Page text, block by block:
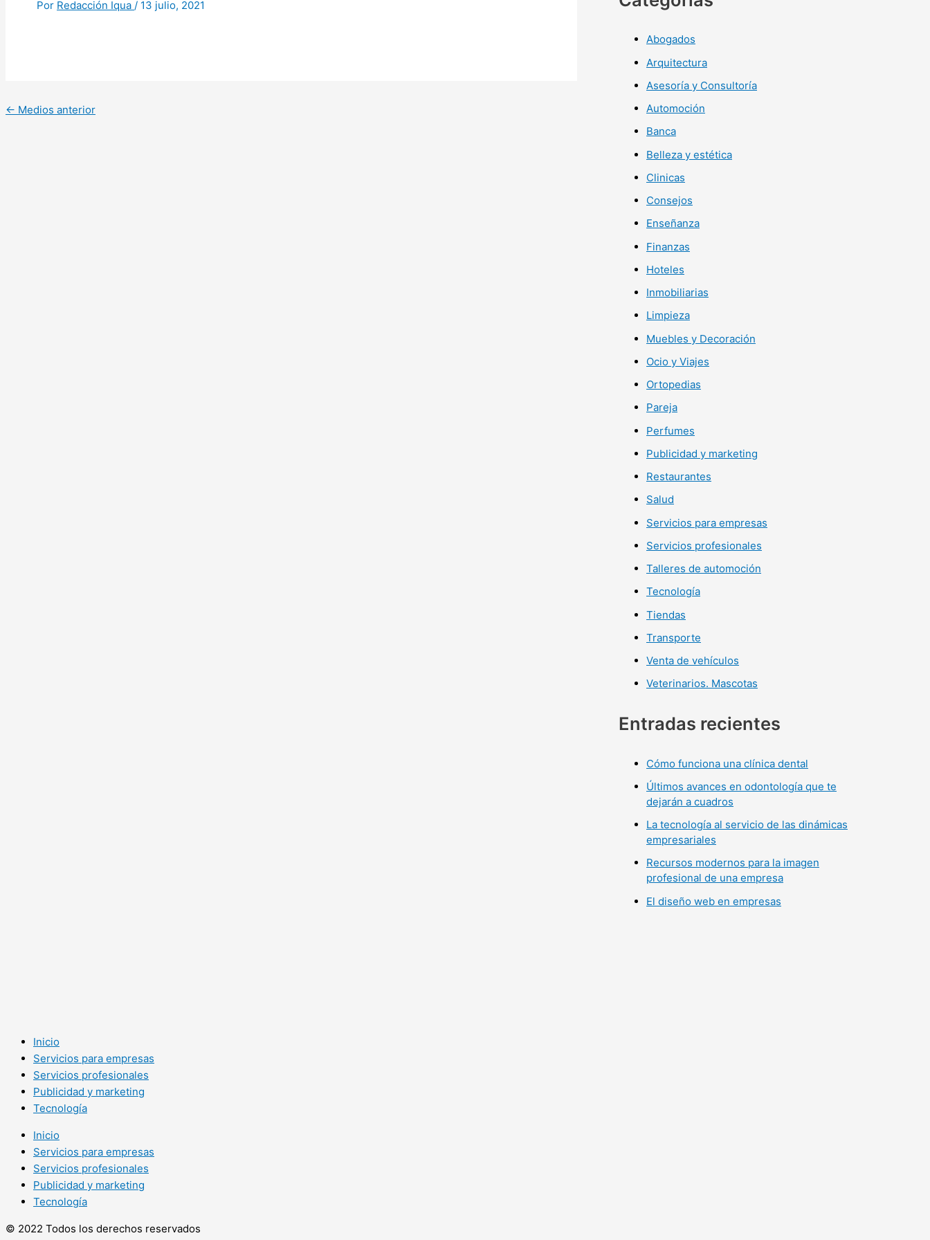
Por Redacción Iqua / 13 julio, 2021
← Medios anterior
Abogados
Arquitectura
Asesoría y Consultoría
Automoción
Banca
Belleza y estética
Clinicas
Consejos
Enseñanza
Finanzas
Hoteles
Inmobiliarias
Limpieza
Muebles y Decoración
Ocio y Viajes
Ortopedias
Pareja
Perfumes
Publicidad y marketing
Restaurantes
Salud
Servicios para empresas
Servicios profesionales
Talleres de automoción
Tecnología
Tiendas
Transporte
Venta de vehículos
Veterinarios. Mascotas
Entradas recientes
Cómo funciona una clínica dental
Últimos avances en odontología que te
dejarán a cuadros
La tecnología al servicio de las dinámicas
empresariales
Recursos modernos para la imagen
profesional de una empresa
El diseño web en empresas
Inicio
Servicios para empresas
Servicios profesionales
Publicidad y marketing
Tecnología
Inicio
Servicios para empresas
Servicios profesionales
Publicidad y marketing
Tecnología
© 2022 Todos los derechos reservados